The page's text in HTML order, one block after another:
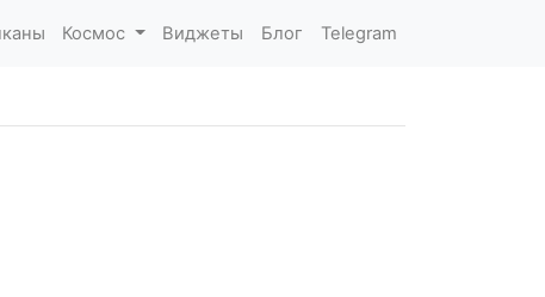
Космос Виджеты Блог Telegram